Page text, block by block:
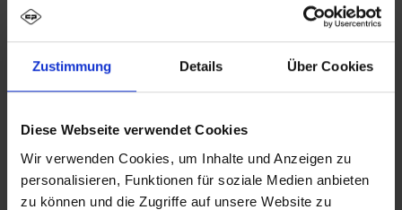
Zustimmung Details Über Cookies
Diese Webseite verwendet Cookies
Wir verwenden Cookies, um Inhalte und Anzeigen zu
personalisieren, Funktionen für soziale Medien anbieten
zu können und die Zugriffe auf unsere Website zu